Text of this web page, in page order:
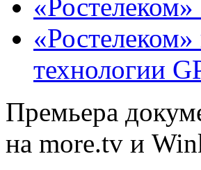
технологии
Премьера
на more.tv и